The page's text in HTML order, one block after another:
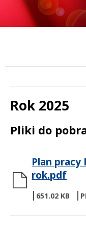
Rok 2025
Treść
Pliki do
Plan pracy
rok.pdf
651.02 KB